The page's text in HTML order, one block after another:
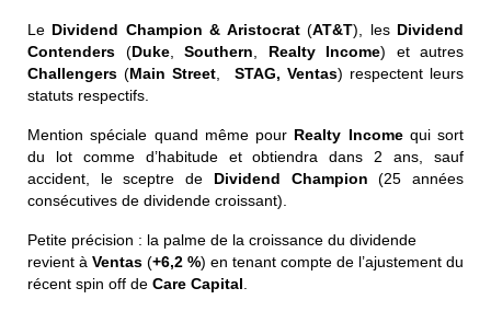
Le Dividend Champion & Aristocrat(AT&T), les Dividend
Contenders (Duke, Southern Realty Income) et autres
Challengers (Main Street STAG, Ventas) respectent leurs
statuts respectifs.
Mention spéciale quand même pour Realty Incomequi sort
du lot comme d’habitude et obtiendra dans 2 ans, sauf
accident, le sceptre de Dividend Champion (25 années
consécutives de dividende croissant).
Petite précision : la palme de la croissance du dividende
revient à Ventas (+6,2 %) en tenant compte de l’ajustement du
récent spin off de Care Capital